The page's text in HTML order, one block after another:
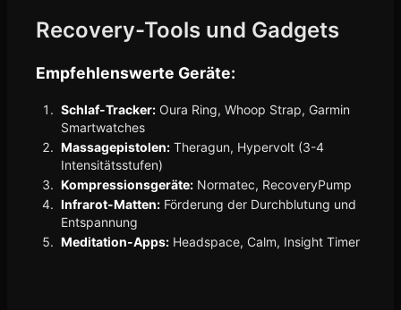
Recovery-Tools und Gadgets
Empfehlenswerte Geräte:
Schlaf-Tracker: Oura Ring, Whoop Strap, Garmin
Smartwatches
Massagepistolen: Theragun, Hypervolt (3-4
Intensitätsstufen)
Kompressionsgeräte: Normatec, RecoveryPump
Infrarot-Matten: Förderung der Durchblutung und
Entspannung
Meditation-Apps: Headspace, Calm, Insight Timer